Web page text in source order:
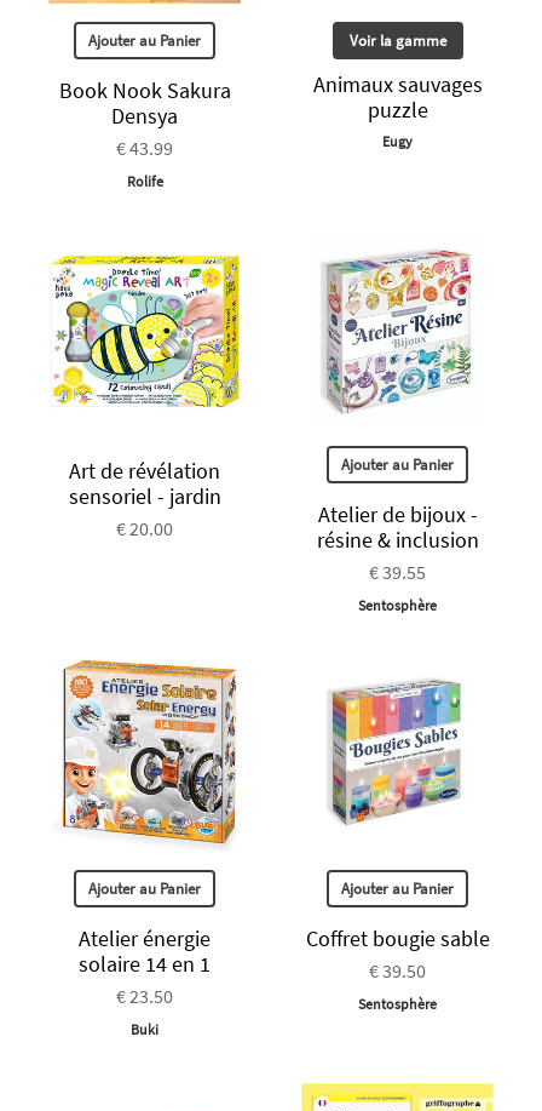
Ajouter au Panier
Book Nook Sakura
Densya
€ 43.99
Rolife
Voir la gamme
Animaux sauvages
puzzle
Eugy
Art de révélation
sensoriel - jardin
€ 20.00
Ajouter au Panier
Atelier de bijoux -
résine & inclusion
€ 39.55
Sentosphère
Ajouter au Panier
Atelier énergie
solaire 14 en 1
€ 23.50
Buki
Ajouter au Panier
Coffret bougie sable
€ 39.50
Sentosphère